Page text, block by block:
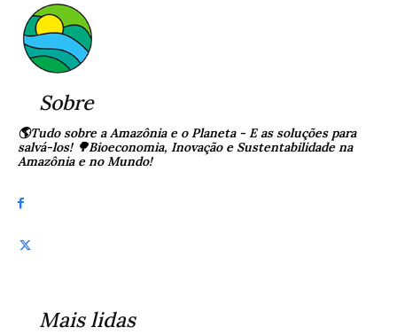
Sobre
🌎Tudo sobre a Amazônia e o Planeta - E as soluções para
salvá-los! 🌳Bioeconomia, Inovação e Sustentabilidade na
Amazônia e no Mundo!
Mais lidas